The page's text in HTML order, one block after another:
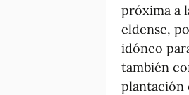
próxima a
eldense,
idóneo
también
plantación